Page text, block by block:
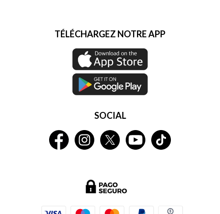
TÉLÉCHARGEZ NOTRE APP
SOCIAL